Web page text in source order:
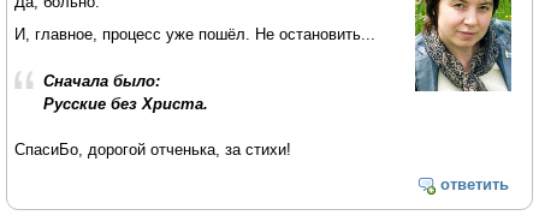
И, главное, процесс уже пошёл. Не остановить...
Сначала было:
Русские без Христа.
СпасиБо, дорогой отченька, за стихи!
ответить